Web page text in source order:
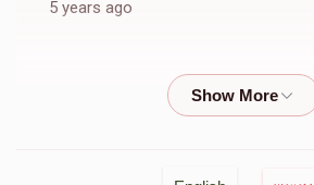
5 years ago
Chaim kline